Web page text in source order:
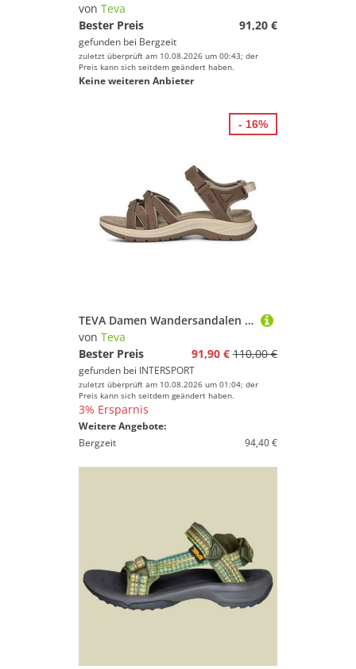
von Teva
Bester Preis
91,20 €
gefunden bei Bergzeit
zuletzt überprüft am 10.08.2026 um 00:43; der
Preis kann sich seitdem geändert haben.
Keine weiteren Anbieter
TEVA Damen Wandersandalen TIRRA LEDER
von Teva
Bester Preis
91,90 € 110,00 €
gefunden bei INTERSPORT
zuletzt überprüft am 10.08.2026 um 01:04; der
Preis kann sich seitdem geändert haben.
3% Ersparnis
Weitere Angebote:
Bergzeit
94,40 €
- 16%